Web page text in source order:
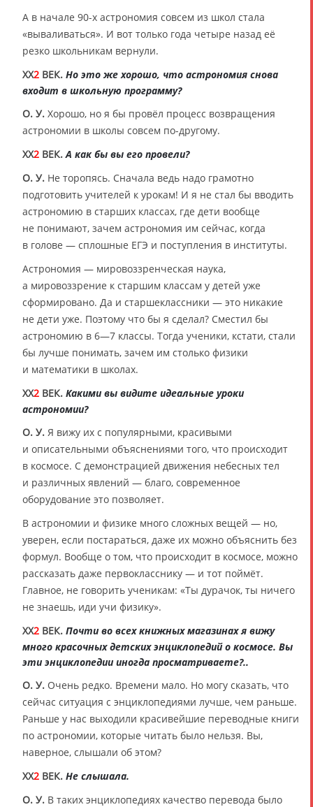
А в начале 90-х астрономия совсем из школ стала
«вываливаться». И вот только года четыре назад её
резко школьникам вернули.
XX2 ВЕК. Но это же хорошо, что астрономия снова
входит в школьную программу?
О. У. Хорошо, но я бы провёл процесс возвращения
астрономии в школы совсем по-другому.
XX2 ВЕК. А как бы вы его провели?
О. У. Не торопясь. Сначала ведь надо грамотно
подготовить учителей к урокам! И я не стал бы вводить
астрономию в старших классах, где дети вообще
не понимают, зачем астрономия им сейчас, когда
в голове — сплошные ЕГЭ и поступления в институты.
Астрономия — мировоззренческая наука,
а мировоззрение к старшим классам у детей уже
сформировано. Да и старшеклассники — это никакие
не дети уже. Поэтому что бы я сделал? Сместил бы
астрономию в 6—7 классы. Тогда ученики, кстати, стали
бы лучше понимать, зачем им столько физики
и математики в школах.
XX2 ВЕК. Какими вы видите идеальные уроки
астрономии?
О. У. Я вижу их с популярными, красивыми
и описательными объяснениями того, что происходит
в космосе. С демонстрацией движения небесных тел
и различных явлений — благо, современное
оборудование это позволяет.
В астрономии и физике много сложных вещей — но,
уверен, если постараться, даже их можно объяснить без
формул. Вообще о том, что происходит в космосе, можно
рассказать даже первокласснику — и тот поймёт.
Главное, не говорить ученикам: «Ты дурачок, ты ничего
не знаешь, иди учи физику».
XX2 ВЕК. Почти во всех книжных магазинах я вижу
много красочных детских энциклопедий о космосе. Вы
эти энциклопедии иногда просматриваете?..
О. У. Очень редко. Времени мало. Но могу сказать, что
сейчас ситуация с энциклопедиями лучше, чем раньше.
Раньше у нас выходили красивейшие переводные книги
по астрономии, которые читать было нельзя. Вы,
наверное, слышали об этом?
XX2 ВЕК. Не слышала.
О. У. В таких энциклопедиях качество перевода было